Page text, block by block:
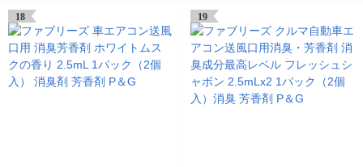
18 19